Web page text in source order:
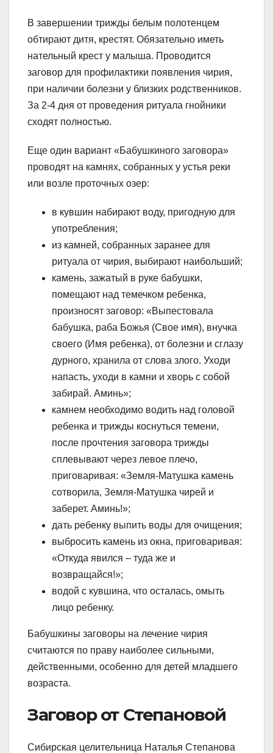
В завершении трижды белым полотенцем
обтирают дитя, крестят. Обязательно иметь
нательный крест у малыша. Проводится
заговор для профилактики появления чирия,
при наличии болезни у близких родственников.
За 2-4 дня от проведения ритуала гнойники
сходят полностью.
Еще один вариант «Бабушкиного заговора»
проводят на камнях, собранных у устья реки
или возле проточных озер:
в кувшин набирают воду, пригодную для
употребления;
из камней, собранных заранее для
ритуала от чирия, выбирают наибольший;
камень, зажатый в руке бабушки,
помещают над темечком ребенка,
произносят заговор: «Выпестовала
бабушка, раба Божья (Свое имя), внучка
своего (Имя ребенка), от болезни и сглазу
дурного, хранила от слова злого. Уходи
напасть, уходи в камни и хворь с собой
забирай. Аминь»;
камнем необходимо водить над головой
ребенка и трижды коснуться темени,
после прочтения заговора трижды
сплевывают через левое плечо,
приговаривая: «Земля-Матушка камень
сотворила, Земля-Матушка чирей и
заберет. Аминь!»;
дать ребенку выпить воды для очищения;
выбросить камень из окна, приговаривая:
«Откуда явился – туда же и
возвращайся!»;
водой с кувшина, что осталась, омыть
лицо ребенку.
Бабушкины заговоры на лечение чирия
считаются по праву наиболее сильными,
действенными, особенно для детей младшего
возраста.
Заговор от Степановой
Сибирская целительница Наталья Степанова